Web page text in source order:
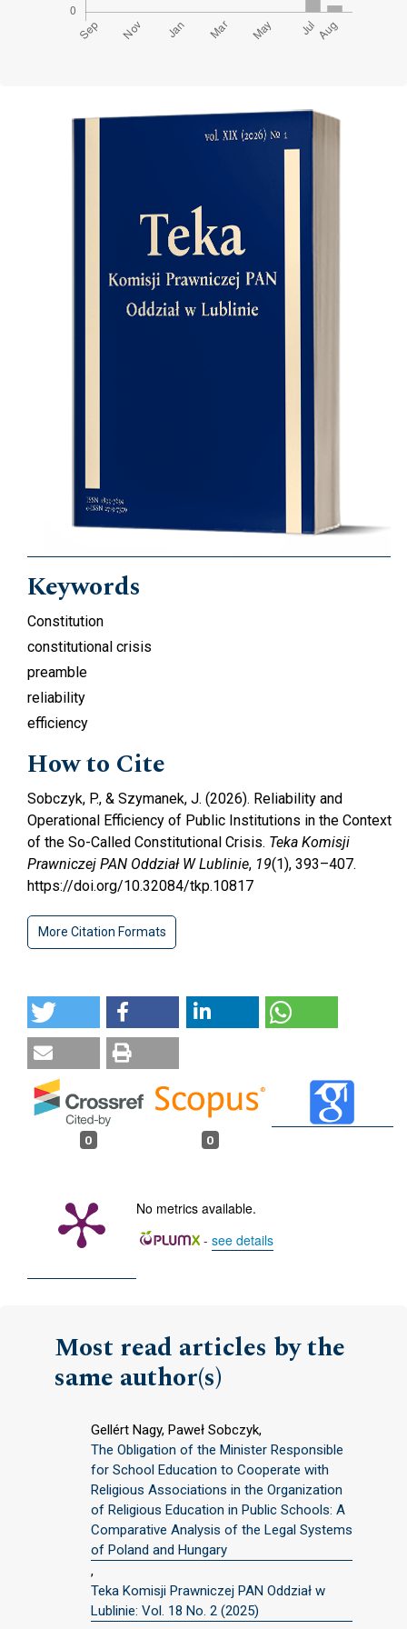
Keywords
Constitution
constitutional crisis
preamble
reliability
efficiency
How to Cite
Sobczyk, P., & Szymanek, J. (2026). Reliability and
Operational Efficiency of Public Institutions in the Context
of the So-Called Constitutional Crisis. Teka Komisji
Prawniczej PAN Oddział W Lublinie, 19(1), 393–407.
https://doi.org/10.32084/tkp.10817
More Citation Formats
0 0
No metrics available.
- see details
Most read articles by the
same author(s)
Gellért Nagy, Paweł Sobczyk,
The Obligation of the Minister Responsible
for School Education to Cooperate with
Religious Associations in the Organization
of Religious Education in Public Schools: A
Comparative Analysis of the Legal Systems
of Poland and Hungary
,
Teka Komisji Prawniczej PAN Oddział w
Lublinie: Vol. 18 No. 2 (2025)